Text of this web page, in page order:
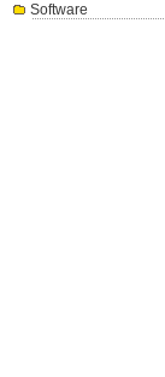
Software